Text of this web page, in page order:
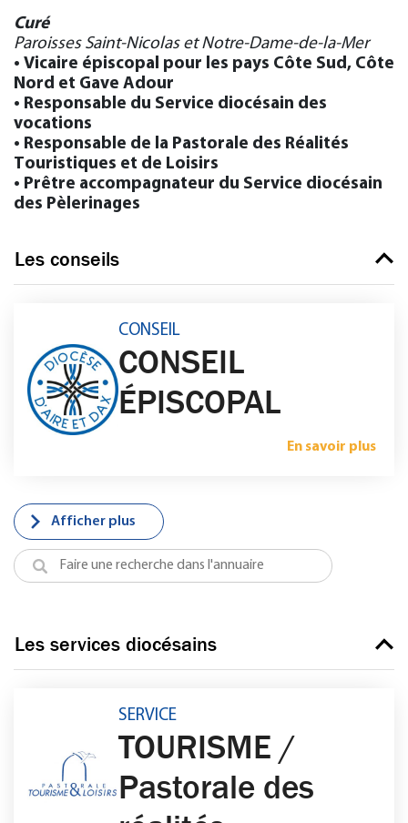
Curé
Paroisses Saint-Nicolas et Notre-Dame-de-la-Mer
• Vicaire épiscopal pour les pays Côte Sud, Côte
Nord et Gave Adour
• Responsable du Service diocésain des
vocations
• Responsable de la Pastorale des Réalités
Touristiques et de Loisirs
• Prêtre accompagnateur du Service diocésain
des Pèlerinages
Les conseils
CONSEIL
CONSEIL
ÉPISCOPAL
En savoir plus
Afficher plus
Les services diocésains
SERVICE
TOURISME /
Pastorale des